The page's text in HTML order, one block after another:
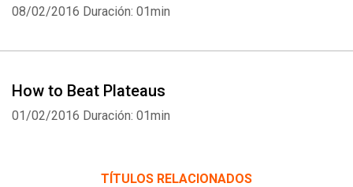
08/02/2016 Duración: 01min
How to Beat Plateaus
01/02/2016 Duración: 01min
TÍTULOS RELACIONADOS